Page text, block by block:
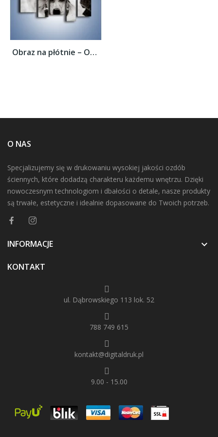
Obraz na płótnie – Okropność i strach –...
O NAS
Specjalizujemy się w drukowaniu wysokiej jakości ozdób
ściennych, które dodadzą charakteru każdemu wnętrzu. Dzięki
nowoczesnym technologiom i dbałości o detale, nasze produkty
są trwałe, estetyczne i idealnie dopasowane do Twoich potrzeb.
INFORMACJE 
KONTAKT
ul. Dąbrowskiego 113 lok. 52
788 749 615
kontakt@digitaldruk.pl
9.00 - 15.00